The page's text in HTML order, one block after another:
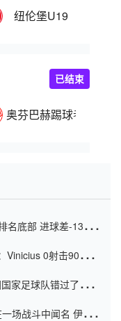
纽伦堡U19
奥芬巴赫踢球者
已结束
名底部 进球差-13令人
0射击90分钟
家足球队错过了世界
场战斗中闻名 伊万放